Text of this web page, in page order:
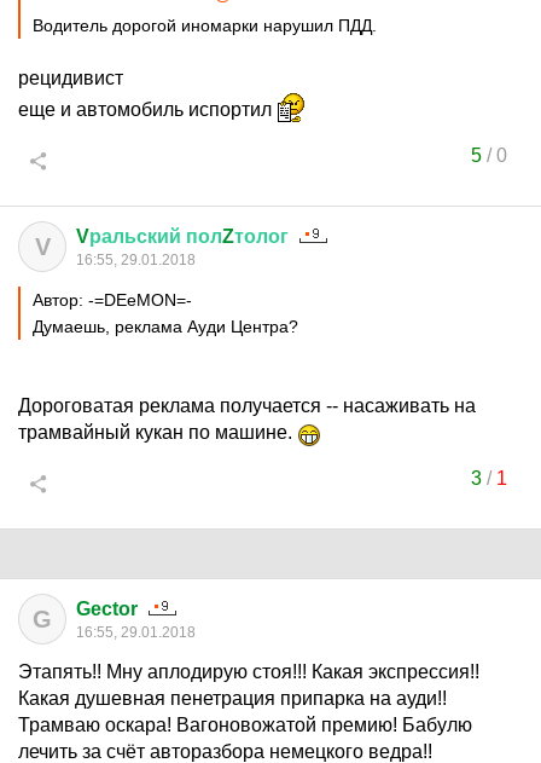
Водитель дорогой иномарки нарушил ПДД.
рецидивист
еще и автомобиль испортил
5/0
V Vральский полZтолог
16:55, 29.01.2018
Автор: -=DEеMON=-
Думаешь, реклама Ауди Центра?
Дороговатая реклама получается -- насаживать на
трамвайный кукан по машине.
3/ 1
G Gector
16:55, 29.01.2018
Этапять!! Мну аплодирую стоя!!! Какая экспрессия!!
Какая душевная пенетрация припарка на ауди!!
Трамваю оскара! Вагоновожатой премию! Бабулю
лечить за счёт авторазбора немецкого ведра!!